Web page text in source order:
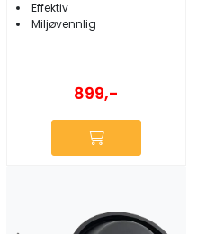
Effektiv
Miljøvennlig
899,-